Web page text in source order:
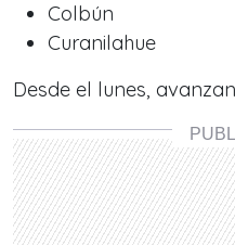
Colbún
Curanilahue
Desde el lunes,